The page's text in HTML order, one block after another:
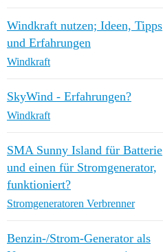
Windkraft nutzen; Ideen, Tipps
und Erfahrungen
Windkraft
SkyWind - Erfahrungen?
Windkraft
SMA Sunny Island für Batterie
und einen für Stromgenerator,
funktioniert?
Stromgeneratoren Verbrenner
Benzin-/Strom-Generator als